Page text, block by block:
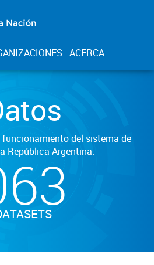
ACERCA
funcionamiento del sistema de
República Argentina.